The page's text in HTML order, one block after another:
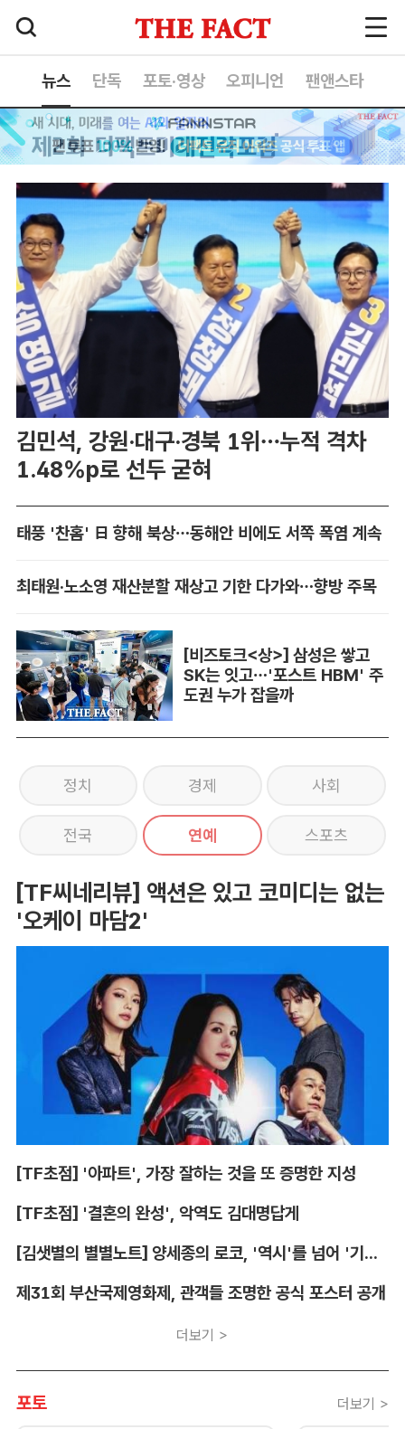
뉴스 단독 포토·영상 오피니언 팬앤스타
김민석, 강원·대구·경북 1위…누적 격차
1.48%p로 선두 굳혀
태풍 '찬홈' 日 향해 북상…동해안 비에도 서쪽 폭염 계속
최태원·노소영 재산분할 재상고 기한 다가와…향방 주목
[비즈토크<상>] 삼성은 쌓고
SK는 잇고…'포스트 HBM' 주
도권 누가 잡을까
정치 경제 사회
전국 연예 스포츠
[TF씨네리뷰] 액션은 있고 코미디는 없는
'오케이 마담2'
[TF초점] '아파트', 가장 잘하는 것을 또 증명한 지성
[TF초점] '결혼의 완성', 악역도 김대명답게
[김샛별의 별별노트] 양세종의 로코, '역시'를 넘어 '기대 이상'
제31회 부산국제영화제, 관객들 조명한 공식 포스터 공개
더보기 >
포토 더보기 >